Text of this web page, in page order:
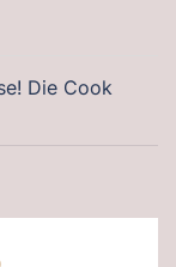
Die Cook